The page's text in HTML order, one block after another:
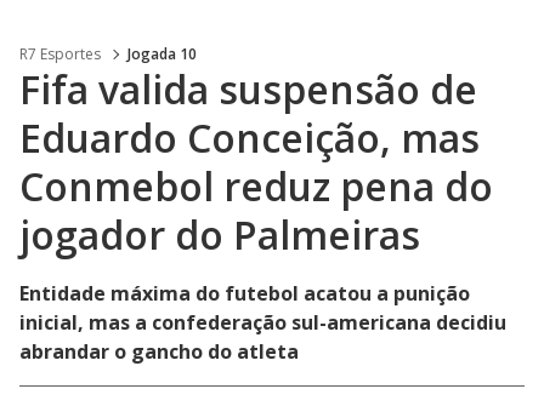
R7 Esportes Jogada 10
Fifa valida suspensão de
Eduardo Conceição, mas
Conmebol reduz pena do
jogador do Palmeiras
Entidade máxima do futebol acatou a punição
inicial, mas a confederação sul-americana decidiu
abrandar o gancho do atleta